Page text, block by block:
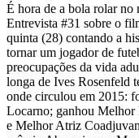
É hora de a bola rolar no
Entrevista #31 sobre o
quinta (28) contando a
tornar um jogador de
preocupações da vida
longa de Ives Rosenfeld
onde circulou em 2015:
Locarno; ganhou
e Melhor Atriz